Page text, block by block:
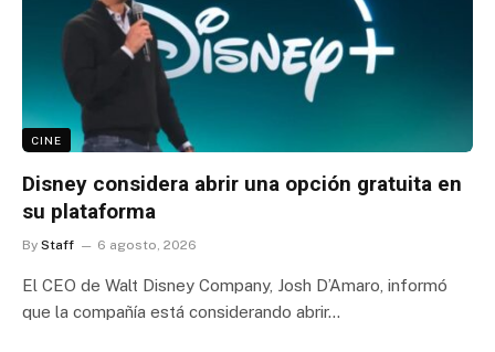
CINE
Disney considera abrir una opción gratuita en
su plataforma
By Staff 6 agosto, 2026
El CEO de Walt Disney Company, Josh D’Amaro, informó
que la compañía está considerando abrir…